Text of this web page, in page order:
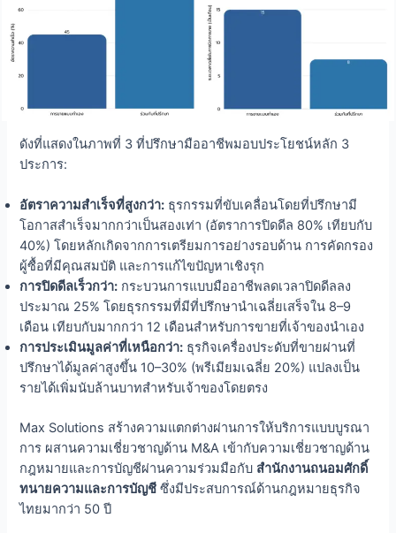
ดังที่แสดงในภาพที่ 3 ที่ปรึกษามืออาชีพมอบประโยชน์หลัก 3
ประการ:
อัตราความสำเร็จที่สูงกว่า: ธุรกรรมที่ขับเคลื่อนโดยที่ปรึกษามี
โอกาสสำเร็จมากกว่าเป็นสองเท่า (อัตราการปิดดีล 80% เทียบกับ
40%) โดยหลักเกิดจากการเตรียมการอย่างรอบด้าน การคัดกรอง
ผู้ซื้อที่มีคุณสมบัติ และการแก้ไขปัญหาเชิงรุก
การปิดดีลเร็วกว่า: กระบวนการแบบมืออาชีพลดเวลาปิดดีลลง
ประมาณ 25% โดยธุรกรรมที่มีที่ปรึกษานำเฉลี่ยเสร็จใน 8–9
เดือน เทียบกับมากกว่า 12 เดือนสำหรับการขายที่เจ้าของนำเอง
การประเมินมูลค่าที่เหนือกว่า: ธุรกิจเครื่องประดับที่ขายผ่านที่
ปรึกษาได้มูลค่าสูงขึ้น 10–30% (พรีเมียมเฉลี่ย 20%) แปลงเป็น
รายได้เพิ่มนับล้านบาทสำหรับเจ้าของโดยตรง
Max Solutions สร้างความแตกต่างผ่านการให้บริการแบบบูรณา
การ ผสานความเชี่ยวชาญด้าน M&A เข้ากับความเชี่ยวชาญด้าน
กฎหมายและการบัญชีผ่านความร่วมมือกับ สำนักงานถนอมศักดิ์
ทนายความและการบัญชี ซึ่งมีประสบการณ์ด้านกฎหมายธุรกิจ
ไทยมากว่า 50 ปี